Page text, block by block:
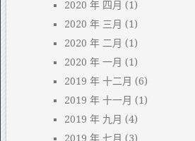
2020 年 四月 (1)
2020 年 三月 (1)
2020 年 二月 (1)
2020 年 一月 (1)
2019 年 十二月 (6)
2019 年 十一月 (1)
2019 年 九月 (4)
2019 年 七月 (3)